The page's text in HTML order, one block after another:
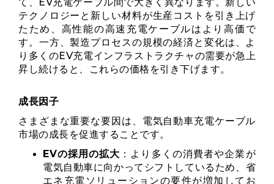
テクノロジーと新しい材料が生産コストを引き上げ
たため、高性能の高速充電ケーブルはより高価で
す。一方、製造プロセスの規模の経済と変化は、よ
り多くのEV充電インフラストラクチャの需要が急上
昇し続けると、これらの価格を引き下げます。
成長因子
さまざまな重要な要因は、電気自動車充電ケーブル
市場の成長を促進することです。
EVの採用の拡大 ：より多くの消費者や企業が
電気自動車に向かってシフトしているため、省
エネ充電ソリューションの要件が増加してお